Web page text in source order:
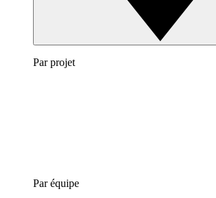
Par projet
Par équipe